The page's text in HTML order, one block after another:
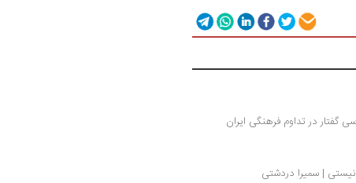
در تداوم فرهنگی ایران
| سمیرا دردشتی